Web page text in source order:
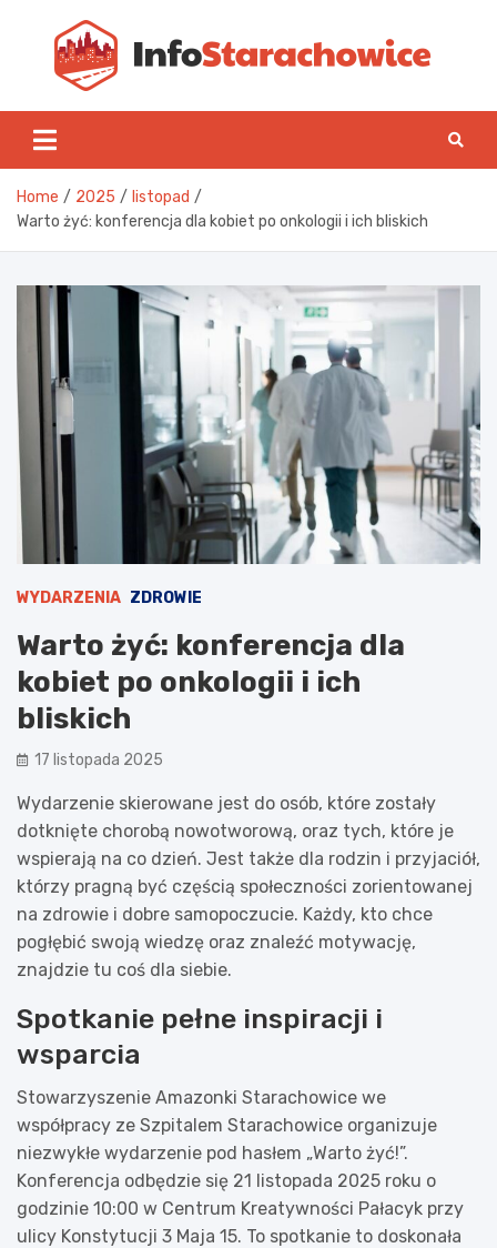
content
Home 2025
listopad
Warto żyć: konferencja dla kobiet po onkologii i ich bliskich
WYDARZENIA ZDROWIE
Warto żyć: konferencja dla
kobiet po onkologii i ich
bliskich
17 listopada 2025
Wydarzenie skierowane jest do osób, które zostały
dotknięte chorobą nowotworową, oraz tych, które je
wspierają na co dzień. Jest także dla rodzin i przyjaciół,
którzy pragną być częścią społeczności zorientowanej
na zdrowie i dobre samopoczucie. Każdy, kto chce
pogłębić swoją wiedzę oraz znaleźć motywację,
znajdzie tu coś dla siebie.
Spotkanie pełne inspiracji i
wsparcia
Stowarzyszenie Amazonki Starachowice we
współpracy ze Szpitalem Starachowice organizuje
niezwykłe wydarzenie pod hasłem „Warto żyć!”.
Konferencja odbędzie się 21 listopada 2025 roku o
godzinie 10:00 w Centrum Kreatywności Pałacyk przy
ulicy Konstytucji 3 Maja 15. To spotkanie to doskonała